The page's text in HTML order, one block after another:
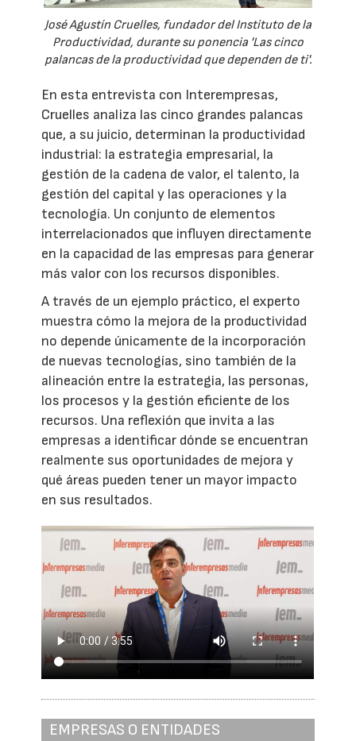
José Agustín Cruelles, fundador del Instituto de la
Productividad, durante su ponencia 'Las cinco
palancas de la productividad que dependen de ti'.
En esta entrevista con Interempresas,
Cruelles analiza las cinco grandes palancas
que, a su juicio, determinan la productividad
industrial: la estrategia empresarial, la
gestión de la cadena de valor, el talento, la
gestión del capital y las operaciones y la
tecnología. Un conjunto de elementos
interrelacionados que influyen directamente
en la capacidad de las empresas para generar
más valor con los recursos disponibles.
A través de un ejemplo práctico, el experto
muestra cómo la mejora de la productividad
no depende únicamente de la incorporación
de nuevas tecnologías, sino también de la
alineación entre la estrategia, las personas,
los procesos y la gestión eficiente de los
recursos. Una reflexión que invita a las
empresas a identificar dónde se encuentran
realmente sus oportunidades de mejora y
qué áreas pueden tener un mayor impacto
en sus resultados.
EMPRESAS O ENTIDADES